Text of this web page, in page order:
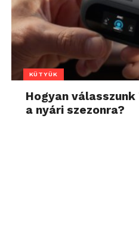
KÜTYÜK
Hogyan
a nyári szezonra?